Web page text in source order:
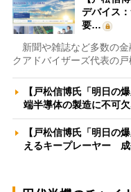
デバイス
要…
新聞や雑誌など多数の金
クアドバイザーズ代表の
【戸松信博氏「明日の
端半導体の製造に不可
【戸松信博氏「明日の
えるキープレーヤー